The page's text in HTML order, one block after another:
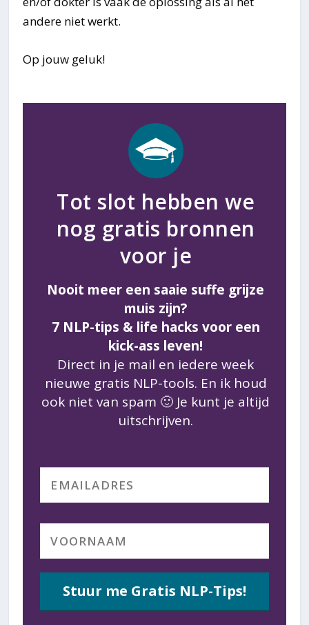
andere niet werkt.
Op jouw geluk!
Tot slot hebben we
nog gratis bronnen
voor je
Nooit meer een saaie suffe grijze
muis zijn?
7 NLP-tips & life hacks voor een
kick-ass leven!
Direct in je mail en iedere week
nieuwe gratis NLP-tools. En ik houd
ook niet van spam 🙂 Je kunt je altijd
uitschrijven.
Stuur me Gratis NLP-Tips!